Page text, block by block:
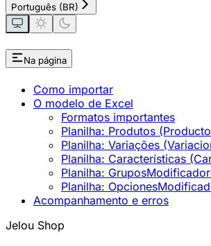
Português (BR)
Na página
Como importar
O modelo de Excel
Formatos importantes
Planilha: Produtos
Planilha: Variações
Planilha: Características
Planilha:
Planilha:
Acompanhamento e erros
Jelou Shop